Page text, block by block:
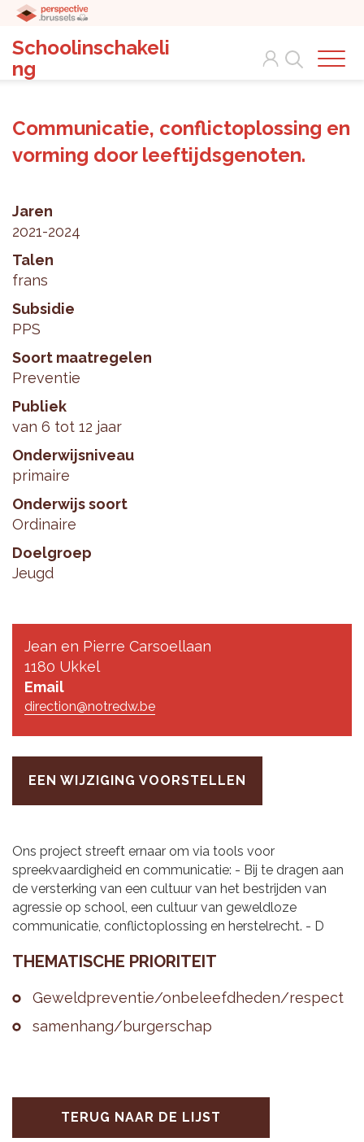
Schoolinschakeli
ng
Search
Communicatie, conflictoplossing en
vorming door leeftijdsgenoten.
Jaren
2021-2024
Talen
frans
Subsidie
PPS
Soort maatregelen
Preventie
Publiek
van 6 tot 12 jaar
Onderwijsniveau
primaire
Onderwijs soort
Ordinaire
Doelgroep
Jeugd
Jean en Pierre Carsoellaan
1180 Ukkel
Email
direction@notredw.be
EEN WIJZIGING VOORSTELLEN
Ons project streeft ernaar om via tools voor
spreekvaardigheid en communicatie: - Bij te dragen aan
de versterking van een cultuur van het bestrijden van
agressie op school, een cultuur van geweldloze
communicatie, conflictoplossing en herstelrecht. - D
THE­MA­TI­SCHE PRI­O­RI­TEIT
Ge­weld­pre­ven­tie/on­be­leefd­he­den/res­pect
sa­men­hang/bur­ger­schap
TERUG NAAR DE LIJST